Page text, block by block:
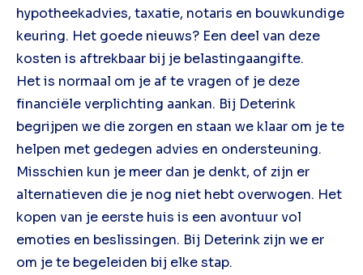
hypotheekadvies, taxatie, notaris en bouwkundige
keuring. Het goede nieuws? Een deel van deze
kosten is aftrekbaar bij je belastingaangifte.
Het is normaal om je af te vragen of je deze
financiële verplichting aankan. Bij Deterink
begrijpen we die zorgen en staan we klaar om je te
helpen met gedegen advies en ondersteuning.
Misschien kun je meer dan je denkt, of zijn er
alternatieven die je nog niet hebt overwogen. Het
kopen van je eerste huis is een avontuur vol
emoties en beslissingen. Bij Deterink zijn we er
om je te begeleiden bij elke stap.